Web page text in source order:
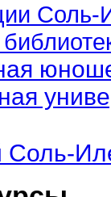
Соль-
Соль-